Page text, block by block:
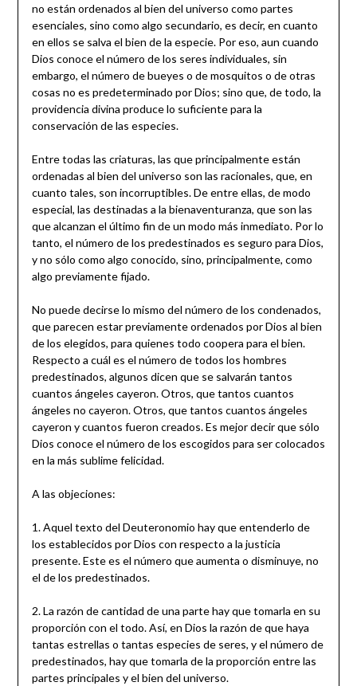
no están ordenados al bien del universo como partes
esenciales, sino como algo secundario, es decir, en cuanto
en ellos se salva el bien de la especie. Por eso, aun cuando
Dios conoce el número de los seres individuales, sin
embargo, el número de bueyes o de mosquitos o de otras
cosas no es predeterminado por Dios; sino que, de todo, la
providencia divina produce lo suficiente para la
conservación de las especies.
Entre todas las criaturas, las que principalmente están
ordenadas al bien del universo son las racionales, que, en
cuanto tales, son incorruptibles. De entre ellas, de modo
especial, las destinadas a la bienaventuranza, que son las
que alcanzan el último fin de un modo más inmediato. Por lo
tanto, el número de los predestinados es seguro para Dios,
y no sólo como algo conocido, sino, principalmente, como
algo previamente fijado.
No puede decirse lo mismo del número de los condenados,
que parecen estar previamente ordenados por Dios al bien
de los elegidos, para quienes todo coopera para el bien.
Respecto a cuál es el número de todos los hombres
predestinados, algunos dicen que se salvarán tantos
cuantos ángeles cayeron. Otros, que tantos cuantos
ángeles no cayeron. Otros, que tantos cuantos ángeles
cayeron y cuantos fueron creados. Es mejor decir que sólo
Dios conoce el número de los escogidos para ser colocados
en la más sublime felicidad.
A las objeciones:
1. Aquel texto del Deuteronomio hay que entenderlo de
los establecidos por Dios con respecto a la justicia
presente. Este es el número que aumenta o disminuye, no
el de los predestinados.
2. La razón de cantidad de una parte hay que tomarla en su
proporción con el todo. Así, en Dios la razón de que haya
tantas estrellas o tantas especies de seres, y el número de
predestinados, hay que tomarla de la proporción entre las
partes principales y el bien del universo.